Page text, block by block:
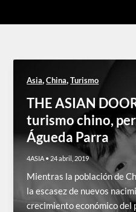
Asia,China,Turismo
THE ASIAN
turismo chino,
Águeda Parra
4ASIA • 24 abril, 2019
Mientras la población de
la escasez de nuevos
crecimiento económico del